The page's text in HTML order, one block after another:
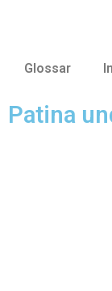
Glossar
Patina